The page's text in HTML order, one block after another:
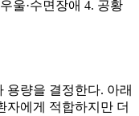
울·수면장애 4. 공황
용량을 결정한다. 아래
자에게 적합하지만 더